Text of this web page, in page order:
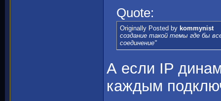
Quote:
Originally Posted by kommynist
создание такой темы где бы
соединение"
А если IP
каждым